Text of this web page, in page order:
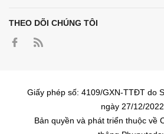
THEO DÕI CHÚNG TÔI
Giấy phép số: 4109/GXN-TTĐT do
ngày 27/12/2022
Bản quyền và phát triển thuộc về